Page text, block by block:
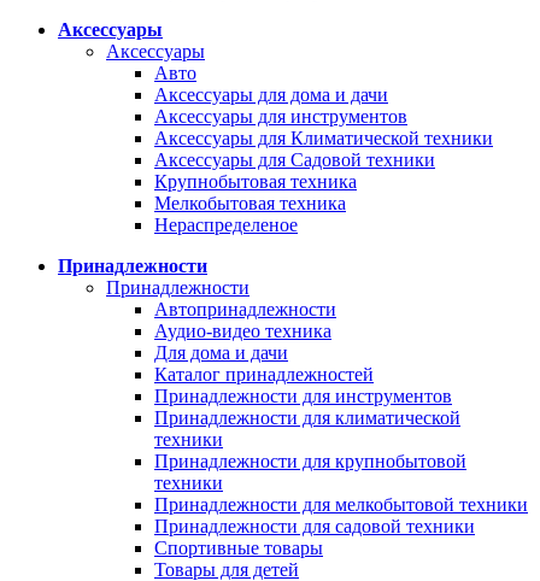
Аксессуары
Аксессуары
Авто
Аксессуары для дома и дачи
Аксессуары для инструментов
Аксессуары для Климатической техники
Аксессуары для Садовой техники
Крупнобытовая техника
Мелкобытовая техника
Нераспределеное
Принадлежности
Принадлежности
Автопринадлежности
Аудио-видео техника
Для дома и дачи
Каталог принадлежностей
Принадлежности для инструментов
Принадлежности для климатической
техники
Принадлежности для крупнобытовой
техники
Принадлежности для мелкобытовой техники
Принадлежности для садовой техники
Спортивные товары
Товары для детей